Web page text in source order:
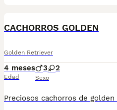
CACHORROS GOLDEN
Golden Retriever
4 meses
Edad
3 2
Sexo